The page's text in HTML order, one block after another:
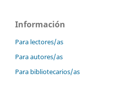
Información
Para lectores/as
Para autores/as
Para bibliotecarios/as